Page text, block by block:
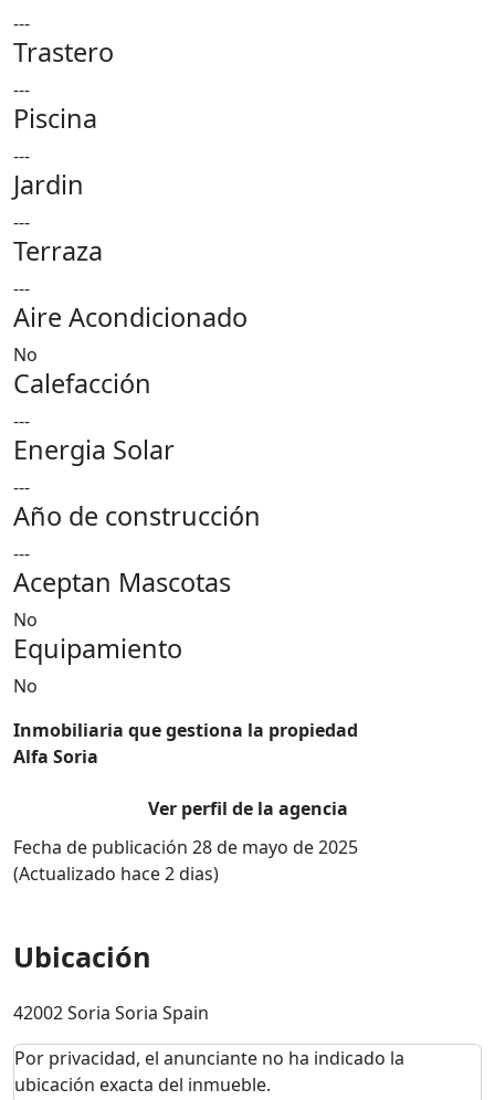
---
Trastero
---
Piscina
---
Jardin
---
Terraza
---
Aire Acondicionado
No
Calefacción
---
Energia Solar
---
Año de construcción
---
Aceptan Mascotas
No
Equipamiento
No
Inmobiliaria que gestiona la propiedad
Alfa Soria
Ver perfil de la agencia
Fecha de publicación 28 de mayo de 2025
(Actualizado hace 2 dias)
Ubicación
42002 Soria Soria Spain
Por privacidad, el anunciante no ha indicado la
ubicación exacta del inmueble.